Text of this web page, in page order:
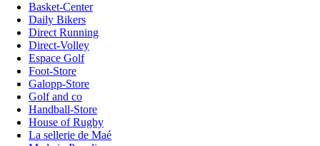
Basket-Center
Daily Bikers
Direct Running
Direct-Volley
Espace Golf
Foot-Store
Galopp-Store
Golf and co
Handball-Store
House of Rugby
La sellerie de Maé